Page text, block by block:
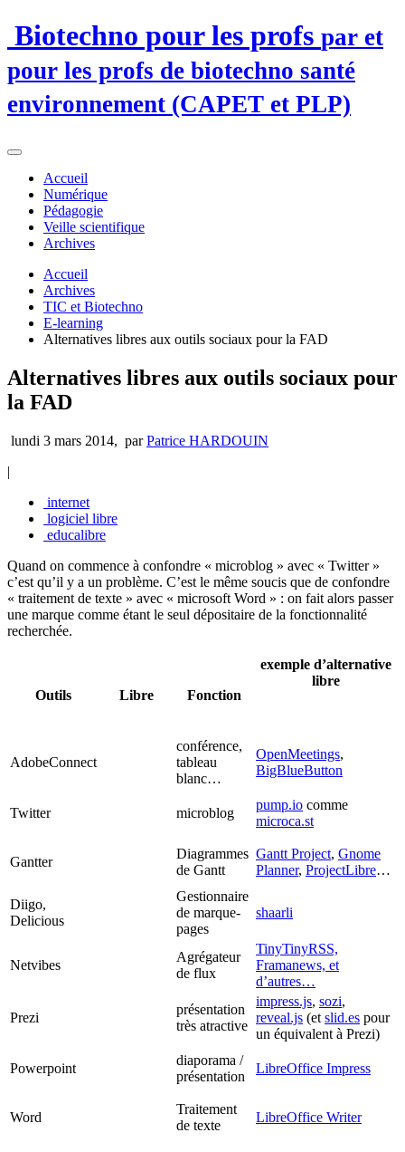
Biotechno pour les profs par et
pour les profs de biotechno santé
environnement (CAPET et PLP)
Accueil
Numérique
Pédagogie
Veille scientifique
Archives
Accueil
Archives
TIC et Biotechno
E-learning
Alternatives libres aux outils sociaux pour la FAD
Alternatives libres aux outils sociaux pour
la FAD
lundi 3 mars 2014, parPatrice HARDOUIN
|
internet
logiciel libre
educalibre
Quand on commence à confondre « microblog » avec « Twitter »
c’est qu’il y a un problème. C’est le même soucis que de confondre
« traitement de texte » avec « microsoft Word » : on fait alors passer
une marque comme étant le seul dépositaire de la fonctionnalité
recherchée.
Outils Libre Fonction
exemple d’alternative
libre
AdobeConnect
conférence,
tableau
blanc…
OpenMeetings,
BigBlueButton
Twitter microblog
pump.io comme
microca.st
Gantter
Diagrammes
de Gantt
Gantt Project, Gnome
Planner, ProjectLibre…
Diigo,
Delicious
Gestionnaire
de marque-
pages
shaarli
Netvibes
Agrégateur
de flux
TinyTinyRSS,
Framanews, et
d’autres…
Prezi
présentation
très atractive
impress.js, sozi,
reveal.js (et slid.es pour
un équivalent à Prezi)
Powerpoint
diaporama /
présentation
LibreOffice Impress
Word
Traitement
de texte
LibreOffice Writer